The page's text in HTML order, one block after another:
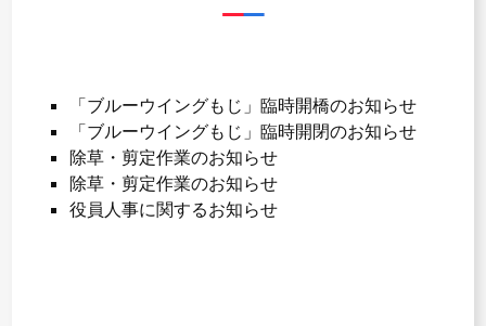
「ブルーウイングもじ」臨時開橋のお知らせ
「ブルーウイングもじ」臨時開閉のお知らせ
除草・剪定作業のお知らせ
除草・剪定作業のお知らせ
役員人事に関するお知らせ